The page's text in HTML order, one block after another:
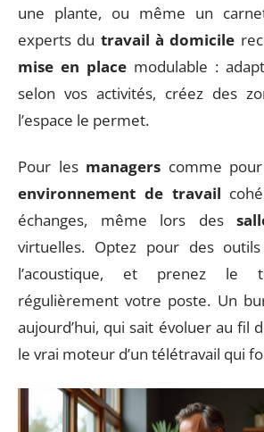
une plante, ou même un
experts du travail à domicile
mise en place modulable :
selon vos activités, créez des
l’espace le permet.
Pour les managers comme
environnement de travail
échanges, même lors des
virtuelles. Optez pour des
l’acoustique, et prenez le
régulièrement votre poste. Un
aujourd’hui, qui sait évoluer au fil
le vrai moteur d’un télétravail qui